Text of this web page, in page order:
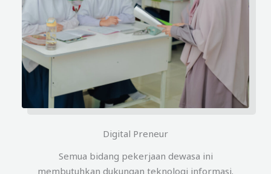
Digital Preneur
Semua bidang pekerjaan dewasa ini
membutuhkan dukungan teknologi informasi.